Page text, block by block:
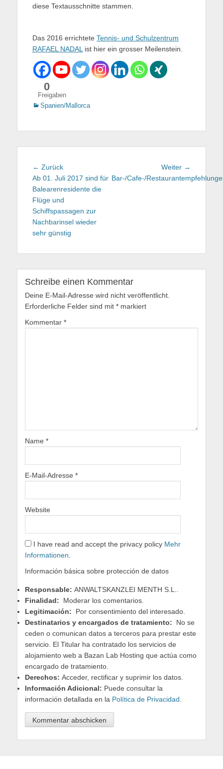
diese Textausschnitte stammen.
Das 2016 errichtete Tennis- und Schulzentrum
RAFAEL NADAL ist hier ein grosser Meilenstein.
0
Freigaben
Kategorien
Spanien/Mallorca
Beitragsnavigation
← Zurück
Beitrag:
Ab 01. Juli 2017 sind für
Balearenresidente die
Flüge und
Schiffspassagen zur
Nachbarinsel wieder
sehr günstig
Weiter →
Beitrag:
Bar-/Cafe-/
Schreibe einen Kommentar
Deine E-Mail-Adresse wird nicht veröffentlicht.
Erforderliche Felder sind mit * markiert
Kommentar *
Name *
E-Mail-Adresse *
Website
I have read and accept the privacy policy Mehr
Informationen
Información básica sobre protección de datos
Responsable: ANWALTSKANZLEI MENTH S.L..
Finalidad: Moderar los comentarios.
Legitimación: Por consentimiento del interesado.
Destinatarios y encargados de tratamiento: No se
ceden o comunican datos a terceros para prestar este
servicio. El Titular ha contratado los servicios de
alojamiento web a Bazan Lab Hosting que actúa como
encargado de tratamiento.
Derechos: Acceder, rectificar y suprimir los datos.
Información Adicional: Puede consultar la
información detallada en la Política de Privacidad